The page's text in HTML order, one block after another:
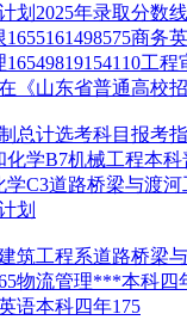
划2025年录取分数
商
工程
《山东省普通高校
总计选考科目报考
学B7机械工程本
C3道路桥梁与渡
划
筑工程系道路桥梁
物流管理***本科四
语本科四年175